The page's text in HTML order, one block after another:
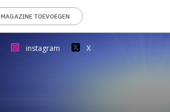
MAGAZINE TOEVOEGEN
instagram X